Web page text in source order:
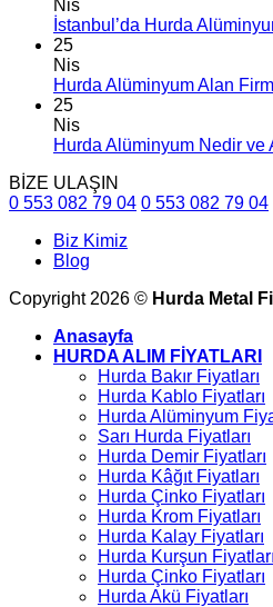
Nis
İstanbul’da Hurda
25
Nis
Hurda Alüminyum Alan
25
Nis
Hurda Alüminyum Nedir ve
BİZE ULAŞIN
0 553 082 79 04 0 553 082 79 04
Biz Kimiz
Blog
Copyright 2026 © Hurda Metal
Anasayfa
HURDA ALIM FİYATLARI
Hurda Bakır Fiyatları
Hurda Kablo Fiyatları
Hurda Alüminyum
Sarı Hurda Fiyatları
Hurda Demir Fiyatları
Hurda Kâğıt Fiyatları
Hurda Çinko Fiyatları
Hurda Krom Fiyatları
Hurda Kalay Fiyatları
Hurda Kurşun Fiyatları
Hurda Çinko Fiyatları
Hurda Akü Fiyatları